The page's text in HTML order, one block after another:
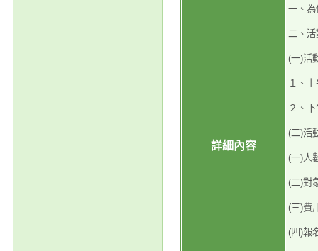
詳細內容
一、為
二、活
(一)活
１、
２、
(二)活
(一)人
(二)對
(三)費
(四)報